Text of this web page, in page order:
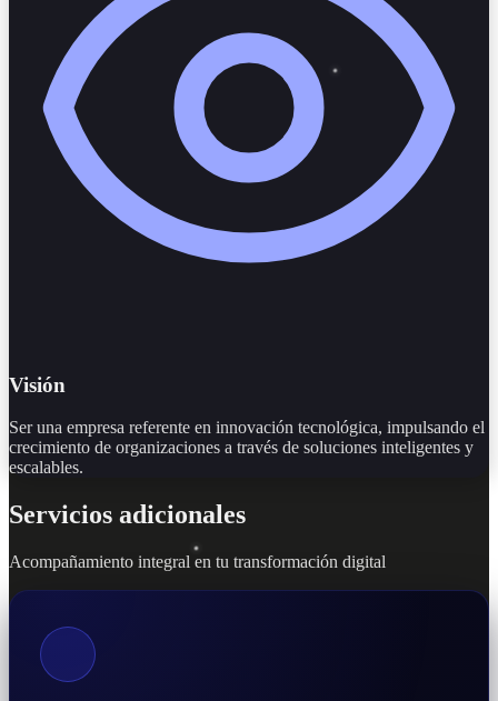
Visión
Ser una empresa referente en innovación tecnológica, impulsando el
crecimiento de organizaciones a través de soluciones inteligentes y
escalables.
Servicios adicionales
Acompañamiento integral en tu transformación digital